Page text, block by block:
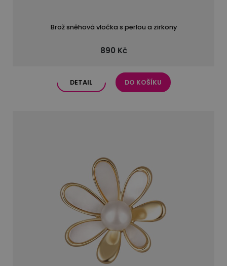
Brož sněhová vločka s perlou a zirkony
890 Kč
DETAIL DO KOŠÍKU